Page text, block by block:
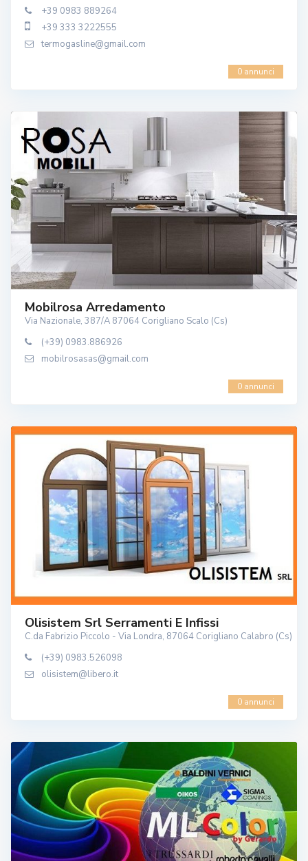
+39 0983 889264
+39 333 3222555
termogasline@gmail.com
0 annunci
Mobilrosa Arredamento
Via Nazionale, 387/A 87064 Corigliano Scalo (Cs)
(+39) 0983.886926
mobilrosasas@gmail.com
0 annunci
Olisistem Srl Serramenti E Infissi
C.da Fabrizio Piccolo - Via Londra, 87064 Corigliano Calabro (Cs)
(+39) 0983.526098
olisistem@libero.it
0 annunci